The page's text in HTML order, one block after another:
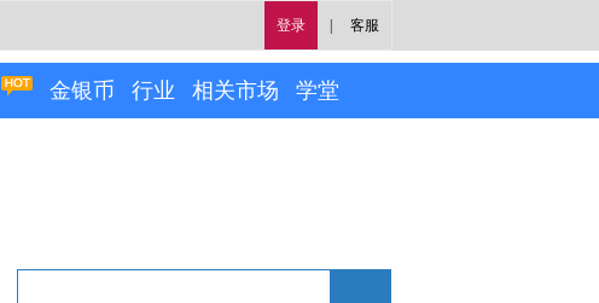
登录 客服
金银币 行业 相关市场 学堂